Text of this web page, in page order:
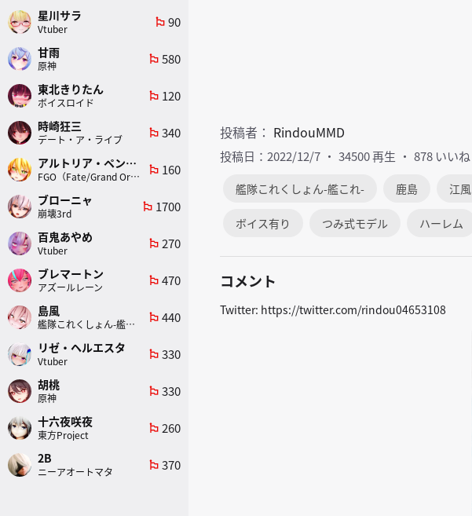
投稿者： RindouMMD
投稿日：2022/12/7 34500 再生 878 いいね
艦隊これくしょん-艦これ- 鹿島 江風
ボイス有り つみ式モデル ハーレム
コメント
Twitter: https://twitter.com/rindou04653108
星川サラ
Vtuber
emoji_flags 90
甘雨
原神
emoji_flags 580
東北きりたん
ボイスロイド
emoji_flags 120
時崎狂三
デート・ア・ライブ
emoji_flags 340
アルトリア・ペンドラゴン(ランサー)
FGO（Fate/Grand Order）
emoji_flags 160
ブローニャ
崩壊3rd
emoji_flags 1700
百鬼あやめ
Vtuber
emoji_flags 270
ブレマートン
アズールレーン
emoji_flags 470
島風
艦隊これくしょん-艦これ-
emoji_flags 440
リゼ・ヘルエスタ
Vtuber
emoji_flags 330
胡桃
原神
emoji_flags 330
十六夜咲夜
東方Project
emoji_flags 260
2B
ニーアオートマタ
emoji_flags 370